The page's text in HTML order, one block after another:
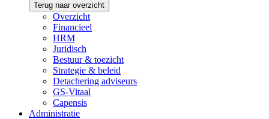
Terug naar overzicht
Overzicht
Financieel
HRM
Juridisch
Bestuur & toezicht
Strategie & beleid
Detachering adviseurs
GS-Vitaal
Capensis
Administratie